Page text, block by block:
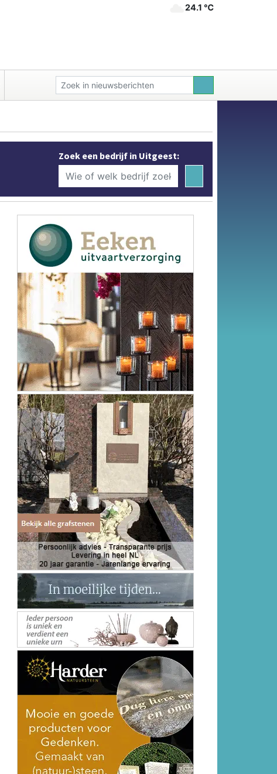
24.1 ℃
Zoek een bedrijf in Uitgeest: